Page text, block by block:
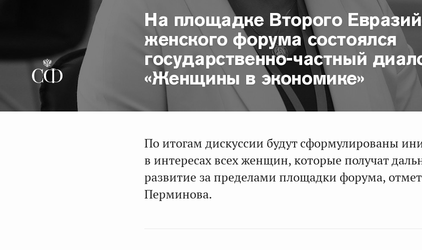
На площадке Второго
женского форума состоялся
государственно-частный
«Женщины в экономике»
По итогам дискуссии будут сформулированы
в интересах всех женщин, которые получат
развитие за пределами площадки форума,
Перминова.